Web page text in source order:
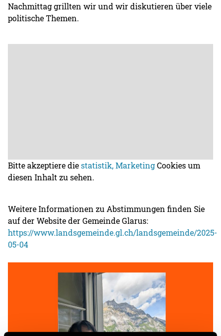
Nachmittag grillten wir und wir diskutieren über viele
politische Themen.
Bitte akzeptiere diestatistik, MarketingCookies um
diesen Inhalt zu sehen.
Weitere Informationen zu Abstimmungen finden Sie
auf der Website der Gemeinde Glarus:
https://www.landsgemeinde.gl.ch/landsgemeinde/2025-
05-04